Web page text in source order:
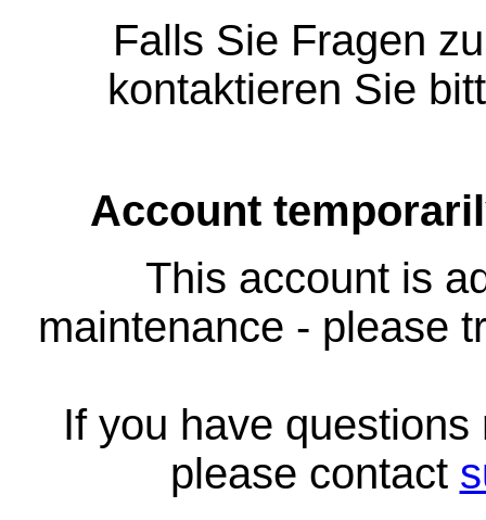
Falls Sie Fragen
kontaktieren Sie
Account
This account is
maintenance - please
If you have
please contact